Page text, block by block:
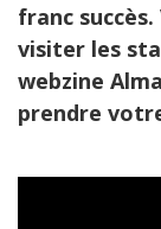
franc
visiter les
webzine
prendre